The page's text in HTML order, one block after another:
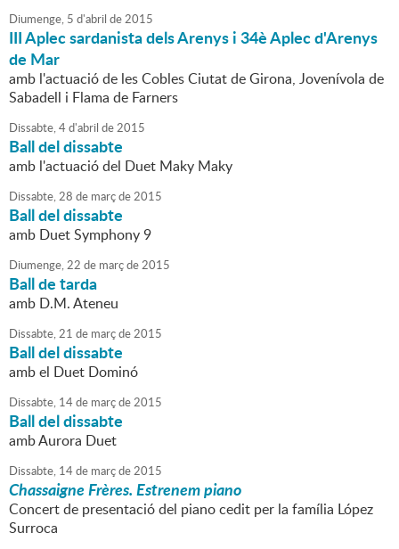
Diumenge, 5 d'abril de2015
III Aplec sardanista dels Arenys i 34è Aplec d'Arenys
de Mar
amb l'actuació de les Cobles Ciutat de Girona, Jovenívola de
Sabadell i Flama de Farners
Dissabte,4d'abril de2015
Ball del dissabte
amb l'actuació del Duet Maky Maky
Dissabte,28 de marçde2015
Ball del dissabte
amb Duet Symphony 9
Diumenge,22 de marçde2015
Ball de tarda
amb D.M. Ateneu
Dissabte,21 de marçde2015
Ball del dissabte
amb el Duet Dominó
Dissabte, 14de marçde2015
Ball del dissabte
amb Aurora Duet
Dissabte, 14de marçde2015
Chassaigne Frères. Estrenem piano
Concert de presentació del piano cedit per la família López
Surroca